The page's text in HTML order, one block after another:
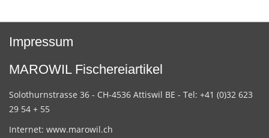
Impressum
MAROWIL Fischereiartikel
Solothurnstrasse 36 - CH-4536 Attiswil BE - Tel: +41 (0)32 623
29 54 + 55
Internet: www.marowil.ch